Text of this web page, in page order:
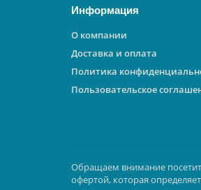
Информация
О компании
Доставка и оплата
Политика
Пользовательское
Обращаем внимание
офертой, которая